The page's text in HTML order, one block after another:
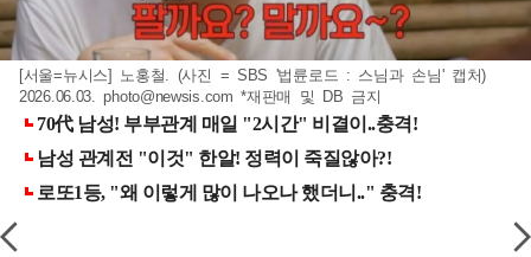
[서울=뉴시스] 노홍철. (사진 = SBS '법륜로드 : 스님과 손님' 캡처)
2026.06.03.photo@newsis.com *재판매 및 DB 금지